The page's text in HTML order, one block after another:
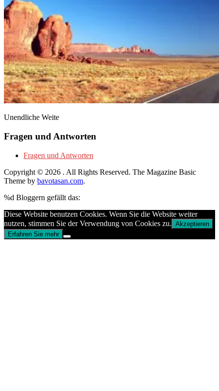
Unendliche Weite
Fragen und Antworten
Fragen und Antworten
Copyright © 2026 . All Rights Reserved. The Magazine Basic
Theme by bavotasan.com.
%d Bloggern gefällt das:
Diese Website benutzen Cookies. Wenn Sie die Website weiter
nutzen, stimmen Sie der Verwendung von Cookies zu. Akzeptieren
Erfahren Sie mehr